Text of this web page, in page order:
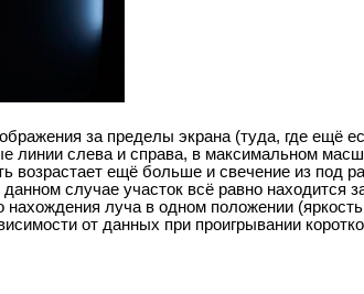
за пределы экрана (туда, где ещё
линии слева и справа, в максимальном
возрастает ещё больше и свечение из под
случае участок всё равно находится
нахождения луча в одном положении
от данных при проигрывании